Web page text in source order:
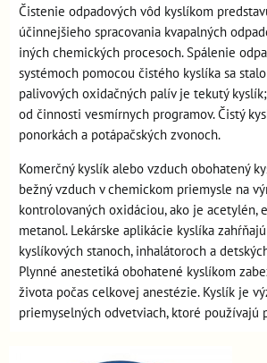
Čistenie odpadových vôd kyslíkom
účinnejšieho spracovania kvapalných
iných chemických procesoch. Spálenie
systémoch pomocou čistého kyslíka sa
palivových oxidačných palív je tekutý
od činnosti vesmírnych programov. Čistý
ponorkách a potápačských zvonoch.
Komerčný kyslík alebo vzduch obohatený
bežný vzduch v chemickom priemysle na
kontrolovaných oxidáciou, ako je acetylén,
metanol. Lekárske aplikácie kyslíka
kyslíkových stanoch, inhalátoroch a
Plynné anestetiká obohatené kyslíkom
života počas celkovej anestézie. Kyslík je
priemyselných odvetviach, ktoré používajú